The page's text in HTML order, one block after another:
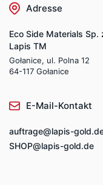
Adresse
Eco Side Materials Sp.
Lapis TM
Gołanice, ul. Polna 12
64-117 Gołanice
E-Mail-Kontakt
auftrage@lapis-
SHOP@lapis-gold.de